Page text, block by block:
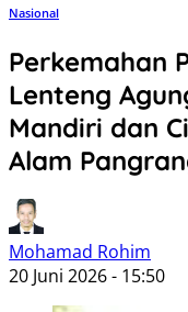
Nasional
Perkemahan
Lenteng
Mandiri dan
Alam
Mohamad Rohim
20 Juni 2026 - 15:50